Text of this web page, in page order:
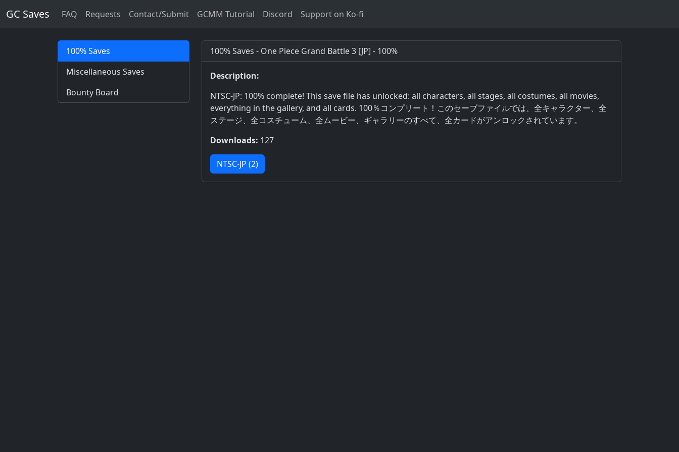
GC Saves FAQ Requests Contact/Submit GCMM Tutorial Discord Support on Ko-fi
100% Saves
Miscellaneous Saves
Bounty Board
100% Saves - One Piece Grand Battle 3 [JP] - 100%
Description:
NTSC-JP: 100% complete! This save file has unlocked: all characters, all stages, all costumes, all movies,
everything in the gallery, and all cards. 100％コンプリート！このセーブファイルでは、全キャラクター、全
ステージ、全コスチューム、全ムービー、ギャラリーのすべて、全カードがアンロックされています。
Downloads: 127
NTSC-JP (2)